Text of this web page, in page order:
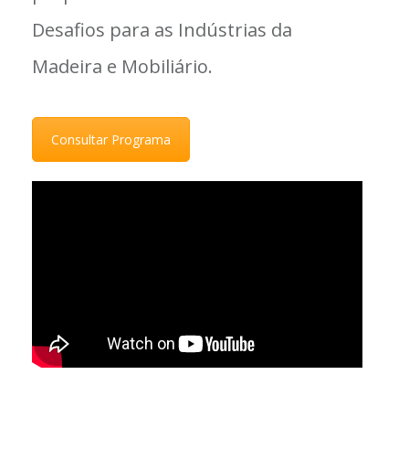
Desafios para as Indústrias da
Madeira e Mobiliário.
Consultar Programa